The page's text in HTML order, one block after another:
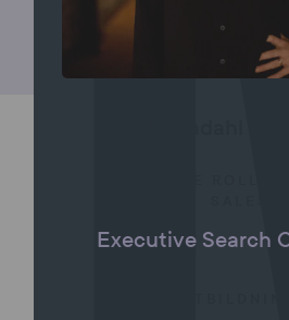
Executive Search